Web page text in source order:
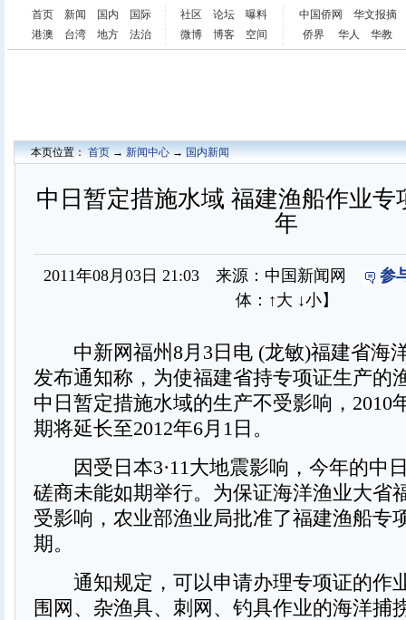
首页 新闻 国内
国际
港澳
台湾 地方 法治
社区 论坛
曝料
微博
博客 空间
中国侨网
华文报摘
侨界
华人 华教
本页位置：首页→新闻中心→国内新闻
中日暂定措施水域 福建渔船作业专
年
2011年08月03日 21:03 来源：中国新闻网
参
体： ↑大 ↓小】
中新网福州8月3日电 (龙敏)福建省海
发布通知称，为使福建省持专项证生产的
中日暂定措施水域的生产不受影响，2010
期将延长至2012年6月1日。
因受日本3·11大地震影响，今年的中
磋商未能如期举行。为保证海洋渔业大省
受影响，农业部渔业局批准了福建渔船专
期。
通知规定，可以申请办理专项证的作
围网、杂渔具、刺网、钓具作业的海洋捕